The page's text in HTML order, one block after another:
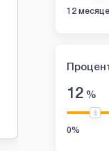
12
12 %
0%